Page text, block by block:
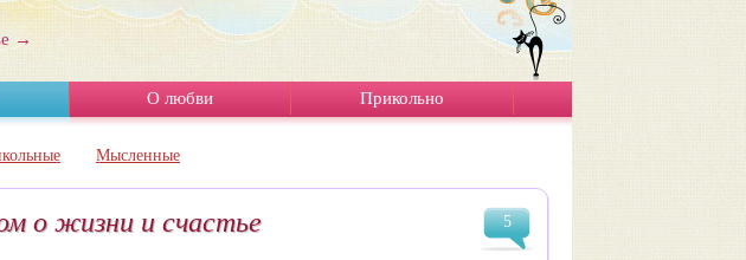
→
О любви Прикольно
Мысленные
5
о жизни и счастье